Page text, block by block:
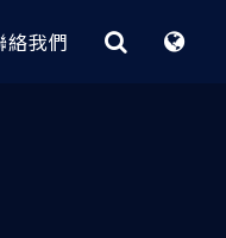
析 | Flux
場分析 | Flux
重點與介紹
】
絡我們